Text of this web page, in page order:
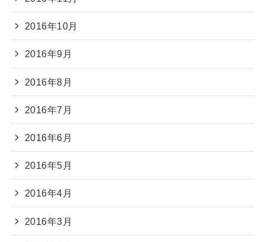
2016年10月
2016年9月
2016年8月
2016年7月
2016年6月
2016年5月
2016年4月
2016年3月